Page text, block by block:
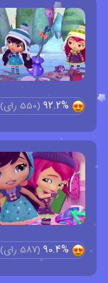
92.2%
(
550 رای)
90.4%
(
587 رای)